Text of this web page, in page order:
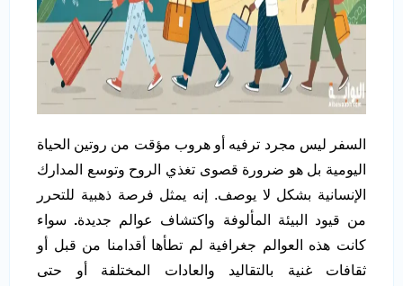
السفر ليس مجرد ترفيه أو هروب مؤقت من روتين الحياة
اليومية بل هو ضرورة قصوى تغذي الروح وتوسع المدارك
الإنسانية بشكل لا يوصف. إنه يمثل فرصة ذهبية للتحرر
من قيود البيئة المألوفة واكتشاف عوالم جديدة. سواء
كانت هذه العوالم جغرافية لم تطأها أقدامنا من قبل أو
ثقافات غنية بالتقاليد والعادات المختلفة أو حتى